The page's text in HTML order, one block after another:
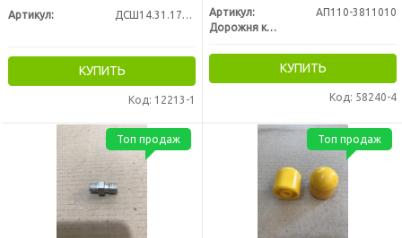
Артикул: ДСШ14.31.179-1
КУПИТЬ
Код: 12213-1
Артикул:
АП110-3811010
Дорожня карта
КУПИТЬ
Код: 58240-4
Топ продаж Топ продаж